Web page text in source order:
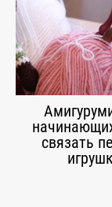
связать